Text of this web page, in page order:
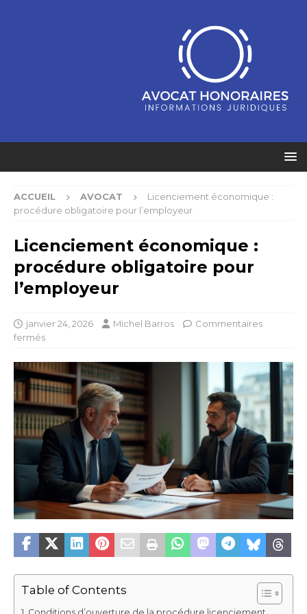
ACCUEIL AVOCAT
Licenciement économique :
procédure obligatoire pour l’employeur
Licenciement économique :
procédure obligatoire pour
l’employeur
janvier 24, 2026 Michel Barros
Commentaires
fermés
Table of Contents